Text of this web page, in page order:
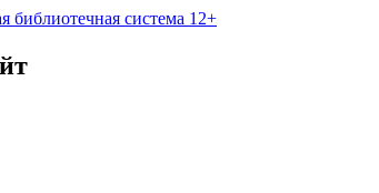
библиотечная система 12+